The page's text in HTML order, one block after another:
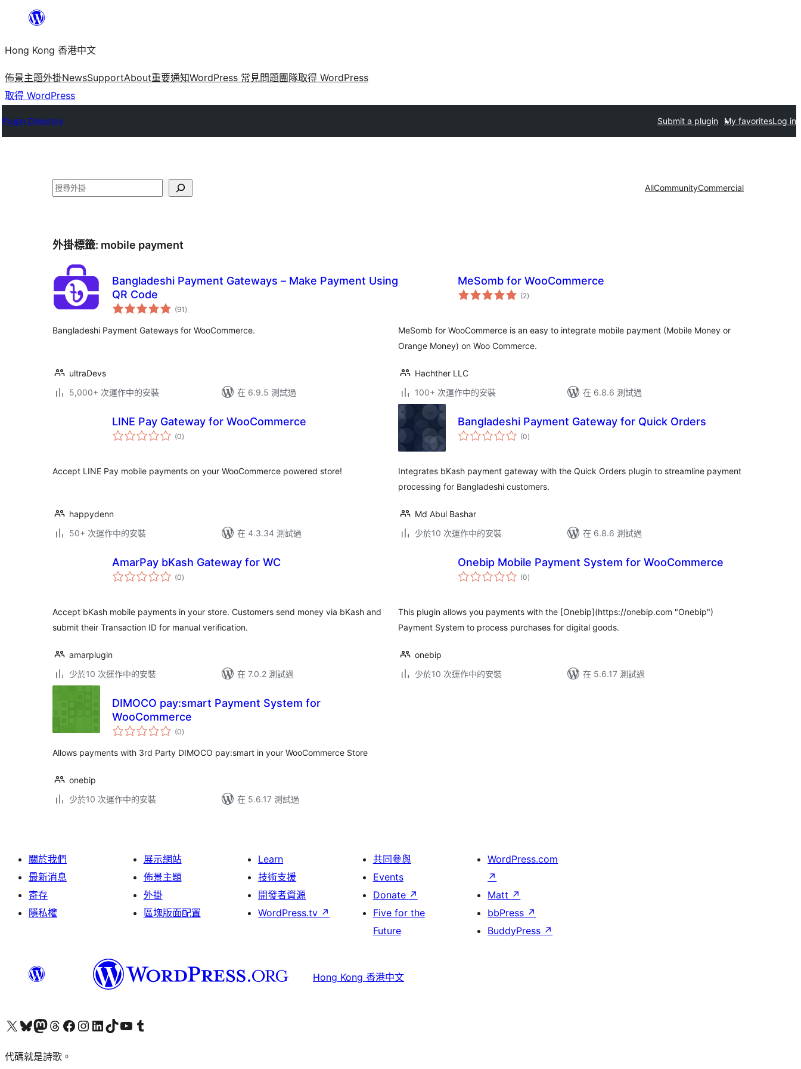
主
要
內
容
Hong Kong 香港中文
佈景主題外掛NewsSupportAbout重要通知WordPress 常見問題團隊取得 WordPress
取得 WordPress
Plugin Directory Submit a plugin My favoritesLog in
搜
AllCommunityCommercial
外掛標籤: mobile payment
Bangladeshi Payment Gateways – Make Payment Using
QR Code
(91 總
評)
Bangladeshi Payment Gateways for WooCommerce.
ultraDevs
5,000+ 次運作中的安裝
在 6.9.5 測試過
MeSomb for WooCommerce
(2總
評)
MeSomb for WooCommerce is an easy to integrate mobile payment (Mobile Money or
Orange Money) on Woo Commerce.
Hachther LLC
100+ 次運作中的安裝
在 6.8.6 測試過
LINE Pay Gateway for WooCommerce
(0總
評)
Accept LINE Pay mobile payments on your WooCommerce powered store!
happydenn
50+ 次運作中的安裝
在 4.3.34 測試過
Bangladeshi Payment Gateway for Quick Orders
(0總
評)
Integrates bKash payment gateway with the Quick Orders plugin to streamline payment
processing for Bangladeshi customers.
Md Abul Bashar
少於10 次運作中的安裝
在 6.8.6 測試過
AmarPay bKash Gateway for WC
(0總
評)
Accept bKash mobile payments in your store. Customers send money via bKash and
submit their Transaction ID for manual verification.
amarplugin
少於10 次運作中的安裝
在 7.0.2 測試過
Onebip Mobile Payment System for WooCommerce
(0總
評)
This plugin allows you payments with the [Onebip](https://onebip.com "Onebip")
Payment System to process purchases for digital goods.
onebip
少於10 次運作中的安裝
在 5.6.17 測試過
DIMOCO pay:smart Payment System for
WooCommerce
(0總
評)
Allows payments with 3rd Party DIMOCO pay:smart in your WooCommerce Store
onebip
少於10 次運作中的安裝
在 5.6.17 測試過
關於我們
最新消息
寄存
隱私權
展示網站
佈景主題
外掛
區塊版面配置
Learn
技術支援
開發者資源
WordPress.tv ↗
共同參與
Events
Donate ↗
Five for the
Future
WordPress.com
↗
Matt ↗
bbPress ↗
BuddyPress ↗
Hong Kong 香港中文
Visit our X (formerly Twitter) account
Visit our Bluesky account
Visit our Mastodon account
Visit our Threads account
訪問我們的 Facebook 專頁Visit our Instagram account
Visit our LinkedIn account
Visit our TikTok account
Visit our YouTube channel
Visit our Tumblr account
代碼就是詩歌。